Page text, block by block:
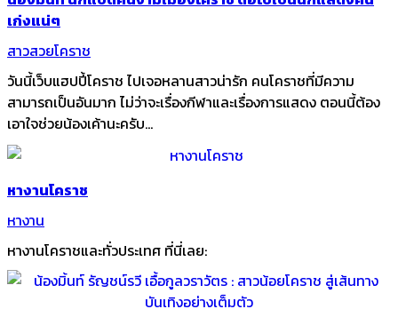
เก่งแน่ๆ
สาวสวยโคราช
วันนี้เว็บแฮปปี้โคราช ไปเจอหลานสาวน่ารัก คนโคราชที่มีความ
สามารถเป็นอันมาก ไม่ว่าจะเรื่องกีฬาและเรื่องการแสดง ตอนนี้ต้อง
เอาใจช่วยน้องเค้านะครับ...
หางานโคราช
หางาน
หางานโคราชและทั่วประเทศ ที่นี่เลย: